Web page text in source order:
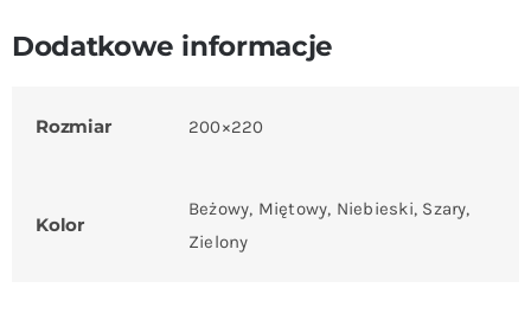
Dodatkowe informacje
Rozmiar 200×220
Kolor
Beżowy, Miętowy, Niebieski, Szary,
Zielony